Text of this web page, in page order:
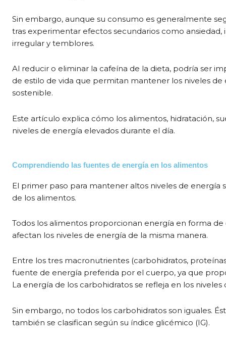
Sin embargo, aunque su consumo es generalmente
tras experimentar efectos secundarios como
irregular y temblores.
Al reducir o eliminar la cafeína de la dieta, podría ser
de estilo de vida que permitan mantener los niveles
sostenible.
Este artículo explica cómo los alimentos, hidratación,
niveles de energía elevados durante el día.
Comprendiendo las fuentes de energía en los alimentos
El primer paso para mantener altos niveles de energía
de los alimentos.
Todos los alimentos proporcionan energía en forma
afectan los niveles de energía de la misma manera.
Entre los tres macronutrientes (carbohidratos,
fuente de energía preferida por el cuerpo, ya que
La energía de los carbohidratos se refleja en los niveles
Sin embargo, no todos los carbohidratos son iguales.
también se clasifican según su índice glicémico (IG).